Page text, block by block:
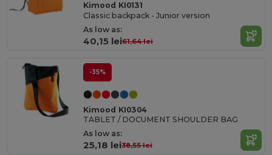
Kimood KI0131
Classic backpack - Junior version
As low as:
40,15 lei61,64 lei
-35%
Kimood KI0304
TABLET / DOCUMENT SHOULDER BAG
As low as:
25,18 lei38,55 lei